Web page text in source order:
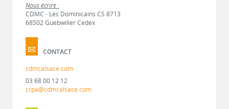
Nous écrire :
CDMC - Les Dominicains CS 8713
68502 Guebwiller Cedex
CONTACT
cdmcalsace.com
03 68 00 12 12
crpa@cdmcalsace.com